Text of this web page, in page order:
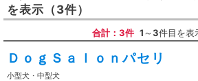
を表示 （3件）
合計：3件 1～3件目を表
ＤｏｇＳａｌｏｎパセリ
小型犬・中型犬